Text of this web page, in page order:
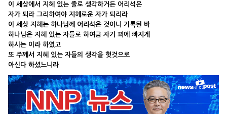
이 세상에서 지혜 있는 줄로 생각하거든 어리석은
자가 되라 그리하여야 지혜로운 자가 되리라
이 세상 지혜는 하나님께 어리석은 것이니 기록된 바
하나님은 지혜 있는 자들로 하여금 자기 꾀에 빠지게
하시는 이라 하였고
또 주께서 지혜 있는 자들의 생각을 헛것으로
아신다 하셨느니라